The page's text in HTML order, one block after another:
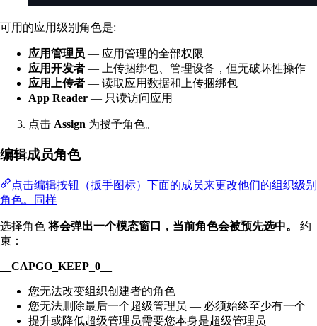
可用的应用级别角色是:
应用管理员 — 应用管理的全部权限
应用开发者 — 上传捆绑包、管理设备，但无破坏性操作
应用上传者 — 读取应用数据和上传捆绑包
App Reader — 只读访问应用
点击 Assign 为授予角色。
编辑成员角色
点击编辑按钮（扳手图标）下面的成员来更改他们的组织级别
角色。同样
选择角色将会弹出一个模态窗口，当前角色会被预先选中。
约
束：
__CAPGO_KEEP_0__
您无法改变组织创建者的角色
您无法删除最后一个超级管理员 — 必须始终至少有一个
提升或降低超级管理员需要您本身是超级管理员